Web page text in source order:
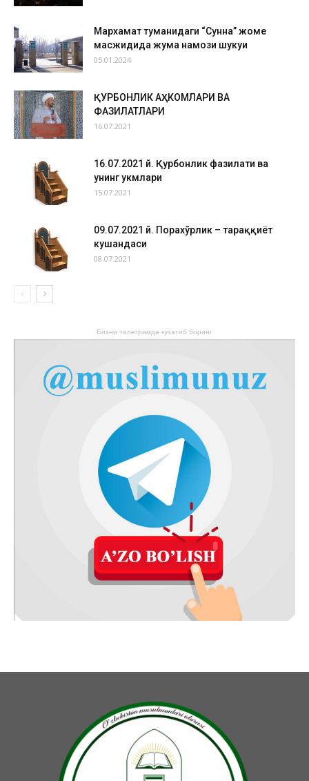
Мархамат туманидаги “Сунна” жоме
масжидида жума намози шукуҳи
05.01.2024
ҚУРБОНЛИК АҲКОМЛАРИ ВА
ФАЗИЛАТЛАРИ
16.07.2021
16.07.2021 й. Қурбонлик фазилати ва
унинг ҳукмлари
15.07.2021
09.07.2021 й. Порахўрлик – тараққиёт
кушандаси
08.07.2021
Бизни телеграмда кузатиб боринг